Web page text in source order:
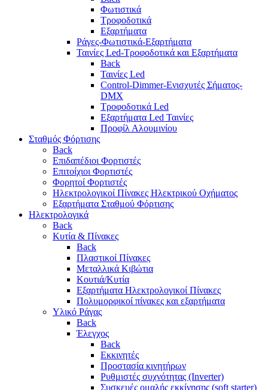
Φωτιστικά
Τροφοδοτικά
Εξαρτήματα
Ράγες-Φωτιστικά-Εξαρτήματα
Ταινίες Led-Τροφοδοτικά και Εξαρτήματα
Back
Ταινίες Led
Control-Dimmer-Ενισχυτές Σήματος-
DMX
Τροφοδοτικά Led
Εξαρτήματα Led Ταινίες
Προφίλ Αλουμινίου
Σταθμός Φόρτισης
Back
Επιδαπέδιοι Φορτιστές
Επιτoίχιοι Φορτιστές
Φορητοί Φορτιστές
Ηλεκτρολογικοί Πίνακες Ηλεκτρικού Οχήματος
Εξαρτήματα Σταθμού Φόρτισης
Ηλεκτρολογικά
Back
Κυτία & Πίνακες
Back
Πλαστικοί Πίνακες
Μεταλλικά Κιβώτια
Κουτιά/Κυτία
Εξαρτήματα Ηλεκτρολογικοί Πίνακες
Πολυμορφικοί πίνακες και εξαρτήματα
Υλικό Ράγας
Back
Έλεγχος
Back
Εκκινητές
Προστασία κινητήρων
Ρυθμιστές συχνότητας (Inverter)
Συσκευές ομαλής εκκίνησης (soft starter)